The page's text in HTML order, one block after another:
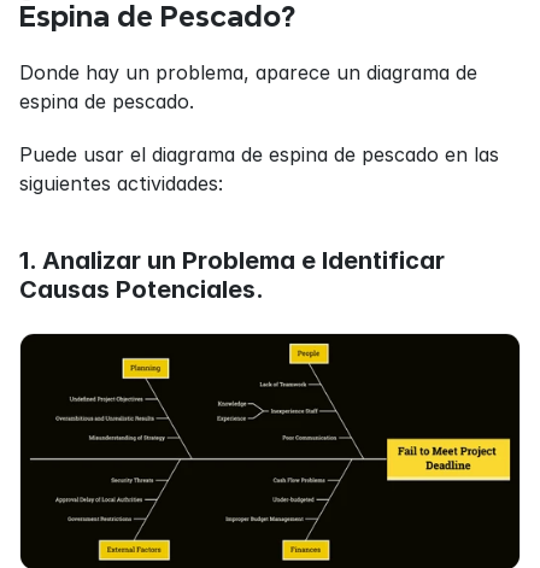
Espina de Pescado?
Donde hay un problema, aparece un diagrama de
espina de pescado.
Puede usar el diagrama de espina de pescado en las
siguientes actividades:
1. Analizar un Problema e Identificar
Causas Potenciales.